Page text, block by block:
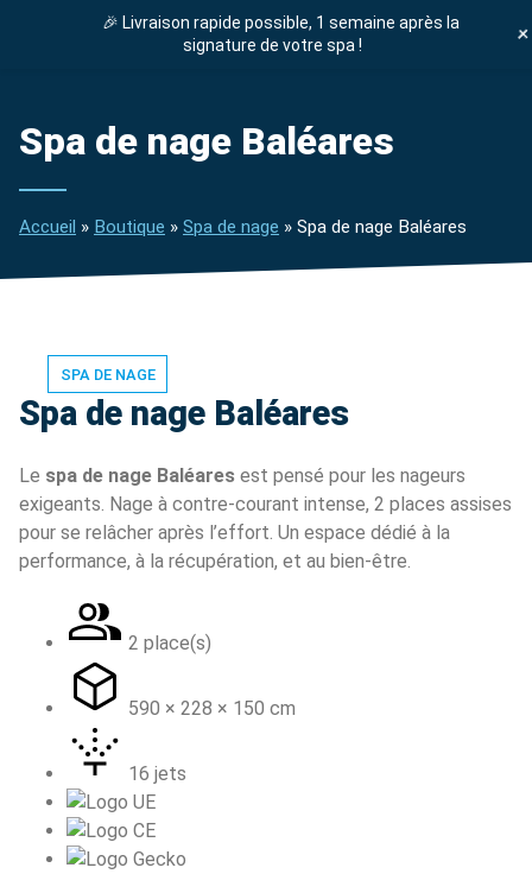
DEVIS GRATUIT
Spa de nage Baléares
Accueil » Boutique » Spa de nage » Spa de nage Baléares
SPA DE NAGE
Spa de nage Baléares
Le spa de nage Baléares est pensé pour les nageurs
exigeants. Nage à contre-courant intense, 2 places assises
pour se relâcher après l’effort. Un espace dédié à la
performance, à la récupération, et au bien-être.
2 place(s)
590 × 228 × 150 cm
16 jets
🎉 Livraison rapide possible, 1 semaine après la
signature de votre spa !